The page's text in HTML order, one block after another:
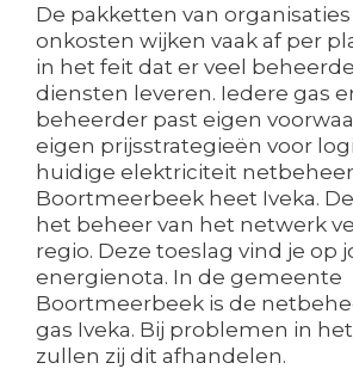
De pakketten van
onkosten wijken vaak af per
in het feit dat er veel
diensten leveren. Iedere gas
beheerder past eigen
eigen prijsstrategieën voor
huidige elektriciteit
Boortmeerbeek heet Iveka.
het beheer van het netwerk
regio. Deze toeslag vind je op
energienota. In de gemeente
Boortmeerbeek is de
gas Iveka. Bij problemen in
zullen zij dit afhandelen.